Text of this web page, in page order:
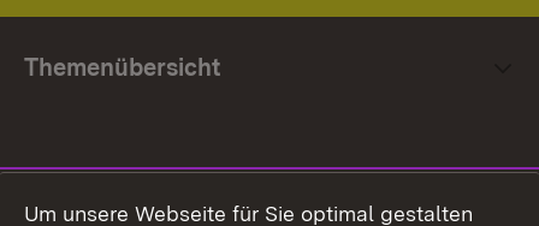
Themenübersicht
Um unsere Webseite für Sie optimal gestalten